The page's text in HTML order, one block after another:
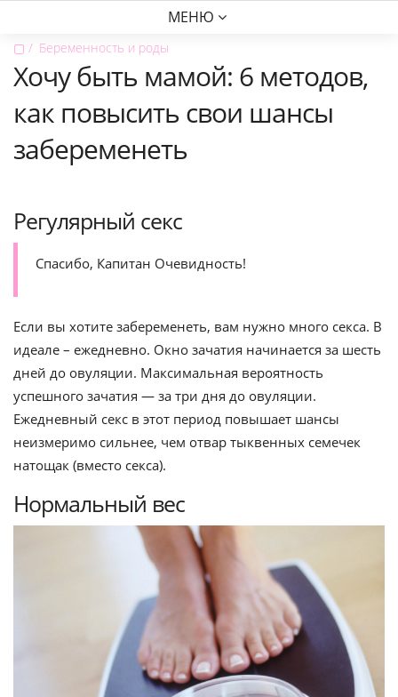
МЕНЮ
▢ Беременность и роды
Хочу быть мамой: 6 методов,
как повысить свои шансы
забеременеть
Регулярный секс
Спасибо, Капитан Очевидность!
Если вы хотите забеременеть, вам нужно много секса. В
идеале – ежедневно. Окно зачатия начинается за шесть
дней до овуляции. Максимальная вероятность
успешного зачатия — за три дня до овуляции.
Ежедневный секс в этот период повышает шансы
неизмеримо сильнее, чем отвар тыквенных семечек
натощак (вместо секса).
Нормальный вес